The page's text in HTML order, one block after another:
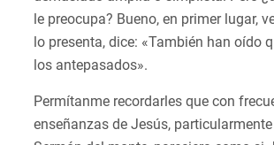
le preocupa? Bueno, en primer lugar,
lo presenta, dice: «También han oído
los antepasados».
Permítanme recordarles que con
enseñanzas de Jesús, particularmente